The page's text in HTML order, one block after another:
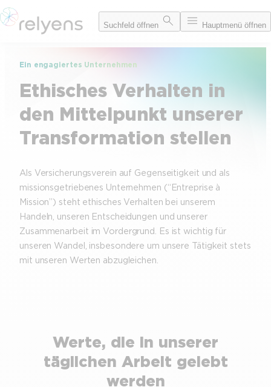
Zum
Inhalt
Suchfeld öffnen Hauptmenü öffnen
Ein engagiertes Unternehmen
Ethisches Verhalten in
den Mittelpunkt unserer
Transformation stellen
Als Versicherungsverein auf Gegenseitigkeit und als
missionsgetriebenes Unternehmen (“Entreprise à
Mission”) steht ethisches Verhalten bei unserem
Handeln, unseren Entscheidungen und unserer
Zusammenarbeit im Vordergrund. Es ist wichtig für
unseren Wandel, insbesondere um unsere Tätigkeit stets
mit unseren Werten abzugleichen.
Werte, die in unserer
täglichen Arbeit gelebt
werden